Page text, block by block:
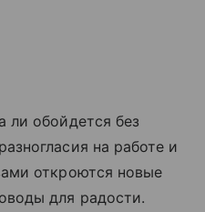
ли обойдется без
на работе и
откроются новые
для радости.